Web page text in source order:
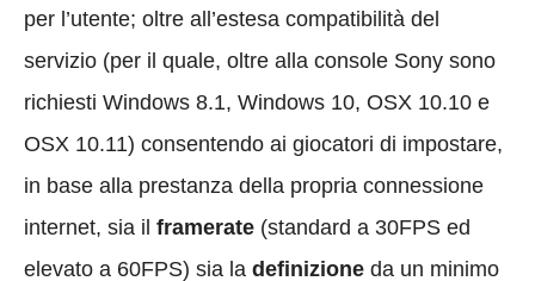
per l’utente; oltre all’estesa compatibilità del
servizio (per il quale, oltre alla console Sony sono
richiesti Windows 8.1, Windows 10, OSX 10.10 e
OSX 10.11) consentendo ai giocatori di impostare,
in base alla prestanza della propria connessione
internet, sia il framerate (standard a 30FPS ed
elevato a 60FPS) sia la definizione da un minimo